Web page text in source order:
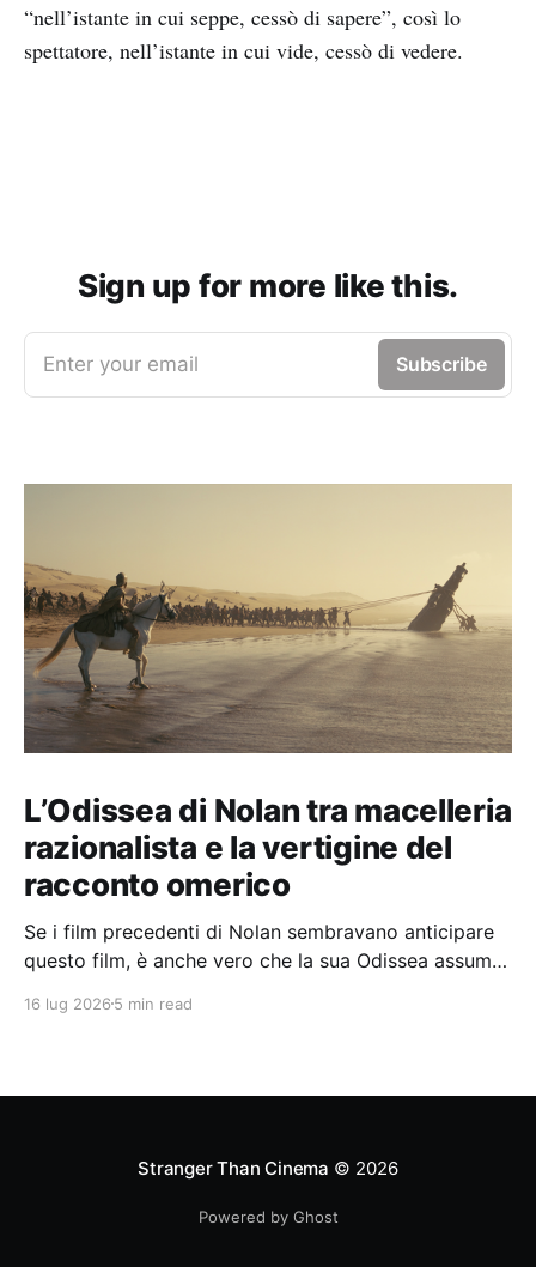
“nell’istante in cui seppe, cessò di sapere”, così lo
spettatore, nell’istante in cui vide, cessò di vedere.
Sign up for more like this.
Enter your email Subscribe
L’Odissea di Nolan tra macelleria
razionalista e la vertigine del
racconto omerico
Se i film precedenti di Nolan sembravano anticipare
questo film, è anche vero che la sua Odissea assume
16 lug 2026 5 min read
Stranger Than Cinema © 2026
Powered by Ghost